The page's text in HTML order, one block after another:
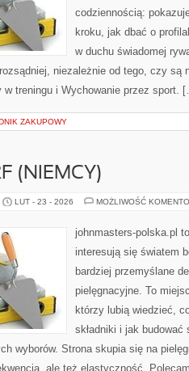
codziennością:
kroku, jak dbać o
w duchu świadomej
niezależnie od tego, czy są
w treningu i Wychowanie przez sport.
ZAKUPOWY
(NIEMCY)
LUT - 23 - 2026 MOŻLIWOŚĆ
johnmasters-polska.pl
interesują się światem
bardziej przemyślane
pielęgnacyjne. To
którzy lubią wiedzieć,
składniki i jak
wyborów. Strona skupia się na
ale też elastyczność.